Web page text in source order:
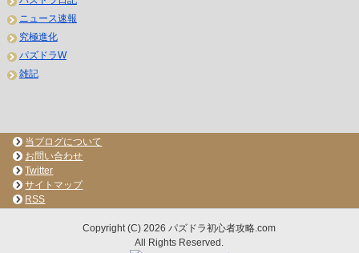
ニュース速報
究極進化
パズドラW
雑記
当ブログについて
お問い合わせ
Twitter
サイトマップ
RSS
Copyright (C) 2026 パズドラ初心者攻略.com
All Rights Reserved.